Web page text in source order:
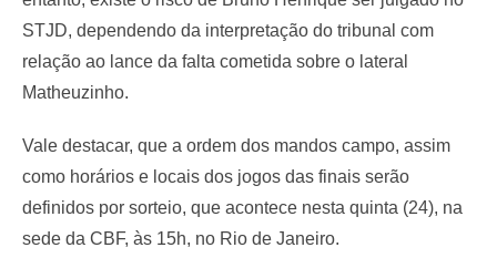
STJD, dependendo da interpretação do tribunal com
relação ao lance da falta cometida sobre o lateral
Matheuzinho.
Vale destacar, que a ordem dos mandos campo, assim
como horários e locais dos jogos das finais serão
definidos por sorteio, que acontece nesta quinta (24), na
sede da CBF, às 15h, no Rio de Janeiro.